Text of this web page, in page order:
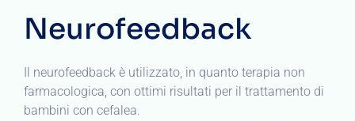
Neurofeedback
Il neurofeedback è utilizzato, in quanto terapia non
farmacologica, con ottimi risultati per il trattamento di
bambini con cefalea.